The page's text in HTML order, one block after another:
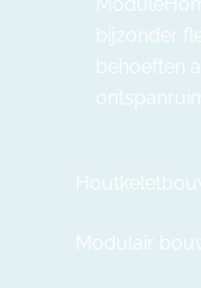
bijzonder
behoeften
Modulair